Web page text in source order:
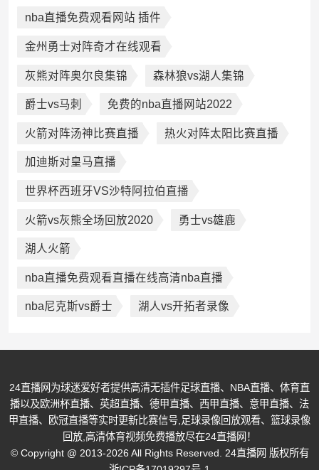
nba直播免费观看网站 插件
金州勇士对阵奇才在线观看
灰熊对阵奥尔良集锦 森林狼vs湖人集锦
爵士vs马刺 免费的nba直播网站2022
火箭对阵汤神比赛直播 热火对阵太阳比赛直播
加迪斯对皇马直播
世界杯西班牙VS沙特阿拉伯直播
火箭vs灰熊全场回放2020 勇士vs雄鹿
湖人火箭
nba直播免费观看直播在线高清nba直播
nba尼克斯vs爵士 湖人vs开拓者录像
24直播网为球迷爱好者提供高清无插件足球直播、NBA直播、体育直
播以及欧洲杯直播、英超直播、德甲直播、西甲直播、意甲直播、法
甲直播、欧冠直播等实时更新比赛信号,足球录像回放观看、篮球录像
回放,高清体育视频免费播放尽在24直播网！
© Copyright @ 2013-2026 All Rights Reserved. 24直播网 版权所有